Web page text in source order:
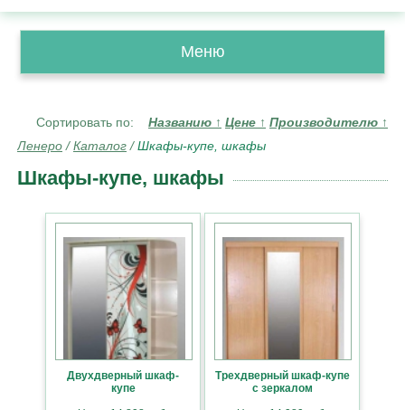
Меню
Сортировать по: Названию ↑ Цене ↑ Производителю ↑
Ленеро /Каталог /Шкафы-купе, шкафы
Шкафы-купе, шкафы
Двухдверный шкаф-
купе
Трехдверный шкаф-купе
с зеркалом